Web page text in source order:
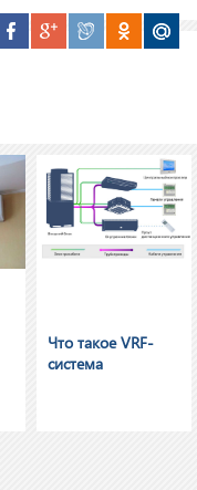
Что такое VRF-
система